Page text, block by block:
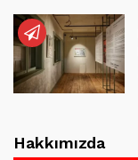
Hakkımızda